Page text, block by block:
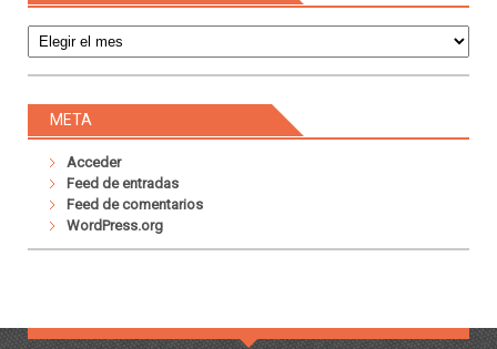
META
Acceder
Feed de entradas
Feed de comentarios
WordPress.org